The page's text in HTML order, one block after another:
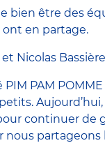
bien être des
ont en partage.
Nicolas
PIM PAM
petits.
continuer de
partageons